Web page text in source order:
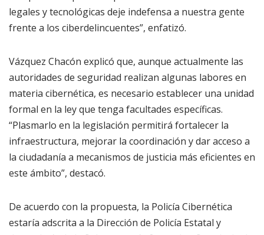
legales y tecnológicas deje indefensa a nuestra gente
frente a los ciberdelincuentes”, enfatizó.
Vázquez Chacón explicó que, aunque actualmente las
autoridades de seguridad realizan algunas labores en
materia cibernética, es necesario establecer una unidad
formal en la ley que tenga facultades específicas.
“Plasmarlo en la legislación permitirá fortalecer la
infraestructura, mejorar la coordinación y dar acceso a
la ciudadanía a mecanismos de justicia más eficientes en
este ámbito”, destacó.
De acuerdo con la propuesta, la Policía Cibernética
estaría adscrita a la Dirección de Policía Estatal y